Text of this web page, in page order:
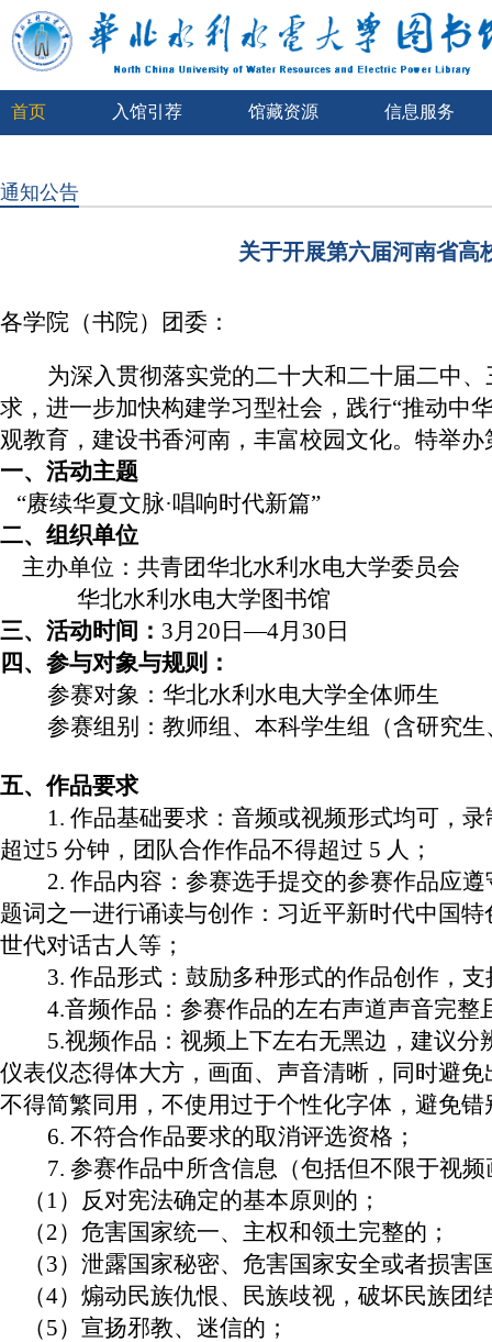
首页 入馆引荐 馆藏资源 信息服务
通知公告
关于开展第六届河南省高
各学院 （书院） 团委：
为深入贯彻落实党的二十大和二十届二中
求，进一步加快构建学习型社会，践行“推动中
观教育，建设书香河南，丰富校园文化。特举
一、 活动主题
“赓续华夏文脉·唱响时代新篇”
二、 组织单位
主办单位：共青团华北水利水电大学委员会
华北水利水电大学图书馆
三、 活动时间： 3月20日—4月30日
四、 参与对象与规则：
参赛对象：华北水利水电大学全体师生
参赛组别：教师组、本科学生组（含研究
五、作品要求
1. 作品基础要求：音频或视频形式均可，
超过5 分钟，团队合作作品不得超过 5 人；
2. 作品内容：参赛选手提交的参赛作品应
题词之一进行诵读与创作：习近平新时代中国
世代对话古人等；
3. 作品形式：鼓励多种形式的作品创作，
4.音频作品：参赛作品的左右声道声音完
5.视频作品：视频上下左右无黑边，建议
仪表仪态得体大方，画面、声音清晰，同时避
不得简繁同用，不使用过于个性化字体，避免
6. 不符合作品要求的取消评选资格；
7. 参赛作品中所含信息（包括但不限于视
（ 1）反对宪法确定的基本原则的；
（2）危害国家统一、主权和领土完整的；
（3）泄露国家秘密、危害国家安全或者损害
（4）煽动民族仇恨、民族歧视，破坏民族团
（5）宣扬邪教、迷信的；